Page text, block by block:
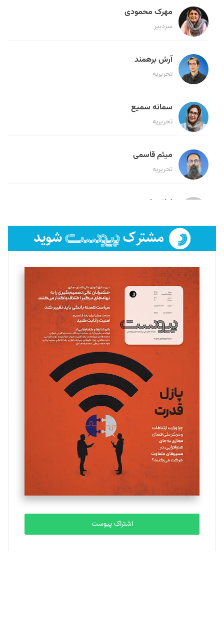
مهرک محمودی
سردبیر
آرش برهمند
تحریریه
سمانه سمیع
تحریریه
میثم قاسمی
تحریریه
لیلا حنارود
فائزه فتحی رستمی
تحریریه
سروش کرمیان
تحریریه
مینا پاکدل
یسنا امان‌پور
تحریریه
ملینا جعفری
تحریریه
مصطفی مسجدی آرانی
تحریریه
بابک نقاش
تحریریه
اشتراک پیوست